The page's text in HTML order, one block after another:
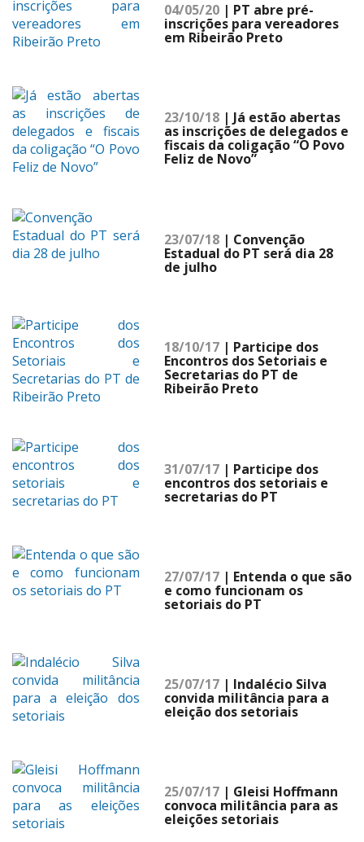
04/05/20 | PT abre pré-
inscrições para vereadores
em Ribeirão Preto
23/10/18 | Já estão abertas
as inscrições de delegados e
fiscais da coligação “O Povo
Feliz de Novo”
23/07/18 | Convenção
Estadual do PT será dia 28
de julho
18/10/17 | Participe dos
Encontros dos Setoriais e
Secretarias do PT de
Ribeirão Preto
31/07/17 | Participe dos
encontros dos setoriais e
secretarias do PT
27/07/17 | Entenda o que são
e como funcionam os
setoriais do PT
25/07/17 | Indalécio Silva
convida militância para a
eleição dos setoriais
25/07/17 | Gleisi Hoffmann
convoca militância para as
eleições setoriais